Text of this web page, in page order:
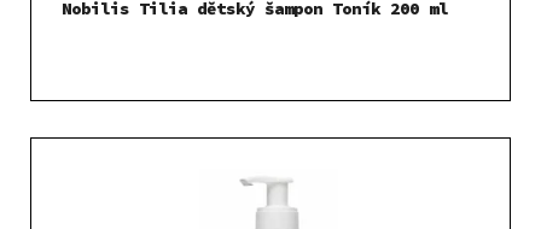
Nobilis Tilia dětský šampon Toník 200 ml